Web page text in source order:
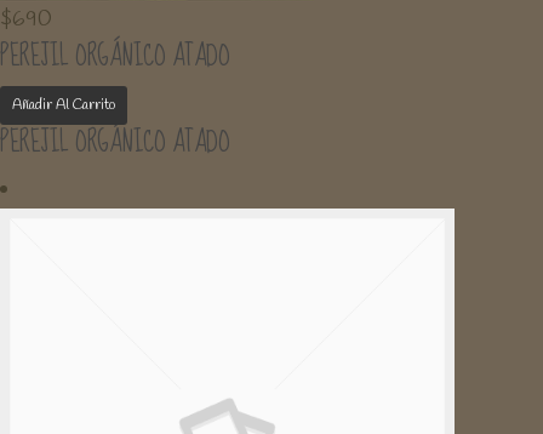
$690
PEREJIL ORGÁNICO ATADO
Añadir Al Carrito
PEREJIL ORGÁNICO ATADO